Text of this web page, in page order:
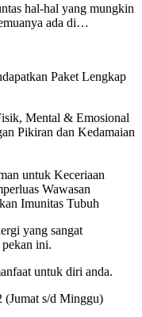
hal-hal yang mungkin
ada di…
Paket Lengkap
Mental & Emosional
Pikiran dan Kedamaian
untuk Keceriaan
Wawasan
Imunitas Tubuh
yang sangat
ini.
untuk diri anda.
(Jumat s/d Minggu)